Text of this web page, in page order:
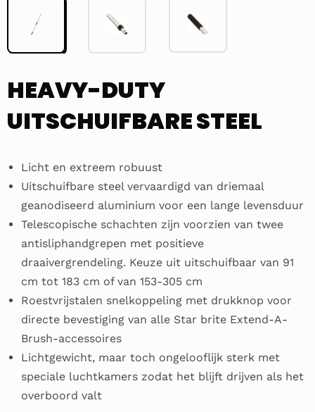
HEAVY-DUTY
UITSCHUIFBARE STEEL
Licht en extreem robuust
Uitschuifbare steel vervaardigd van driemaal
geanodiseerd aluminium voor een lange levensduur
Telescopische schachten zijn voorzien van twee
antisliphandgrepen met positieve
draaivergrendeling. Keuze uit uitschuifbaar van 91
cm tot 183 cm of van 153-305 cm
Roestvrijstalen snelkoppeling met drukknop voor
directe bevestiging van alle Star brite Extend-A-
Brush-accessoires
Lichtgewicht, maar toch ongelooflijk sterk met
speciale luchtkamers zodat het blijft drijven als het
overboord valt